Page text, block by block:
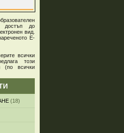
достъп до
вид.
Е-
всички
този
(по всички
(18)